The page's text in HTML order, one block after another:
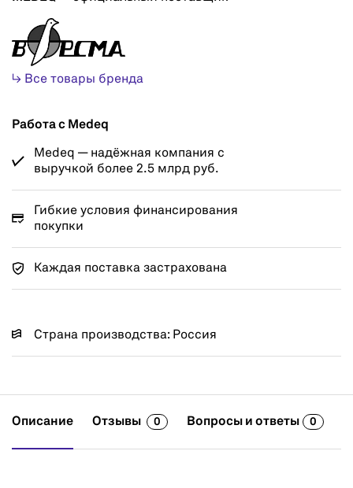
↳ Все товары бренда
Работа с Medeq
Medeq — надёжная компания с
выручкой более 2.5 млрд руб.
Гибкие условия финансирования
покупки
Каждая поставка застрахована
Страна производства: Россия
Описание Отзывы 0 Вопросы и ответы 0